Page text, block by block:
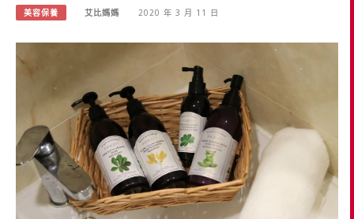
美容保養 艾比媽媽 2020 年 3 月 11 日